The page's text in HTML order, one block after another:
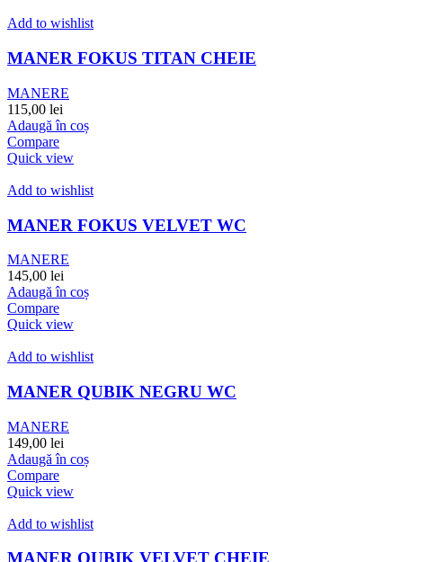
Add to wishlist
MANER FOKUS TITAN CHEIE
MANERE
115,00 lei
Adaugă în coș
Compare
Quick view
Add to wishlist
MANER FOKUS VELVET WC
MANERE
145,00 lei
Adaugă în coș
Compare
Quick view
Add to wishlist
MANER QUBIK NEGRU WC
MANERE
149,00 lei
Adaugă în coș
Compare
Quick view
Add to wishlist